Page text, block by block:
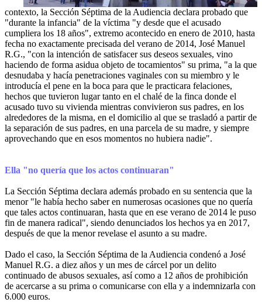
contexto, la Sección Séptima de la Audiencia declara probado que
"durante la infancia" de la víctima "y desde que el acusado
cumpliera los 18 años", extremo acontecido en enero de 2010, hasta
fecha no exactamente precisada del verano de 2014, José Manuel
R.G., "con la intención de satisfacer sus deseos sexuales, vino
haciendo de forma asidua objeto de tocamientos" su prima, "a la que
desnudaba y hacía penetraciones vaginales con su miembro y le
introducía el pene en la boca para que le practicara felaciones,
hechos que tuvieron lugar tanto en el chalé de la finca donde el
acusado tuvo su vivienda mientras convivieron sus padres, en los
alrededores de la misma, en el domicilio al que se trasladó a partir de
la separación de sus padres, en una parcela de su madre, y siempre
aprovechando que en esos momentos no hubiera nadie".
Ella "no quería que los actos continuaran"
La Sección Séptima declara además probado en su sentencia que la
menor "le había hecho saber en numerosas ocasiones que no quería
que tales actos continuaran, hasta que en ese verano de 2014 le puso
fin de manera radical", siendo denunciados los hechos ya en 2017,
después de que la menor revelase el asunto a su madre.
Dado el caso, la Sección Séptima de la Audiencia condenó a José
Manuel R.G. a diez años y un mes de cárcel por un delito
continuado de abusos sexuales, así como a 12 años de prohibición
de acercarse a su prima o comunicarse con ella y a indemnizarla con
6.000 euros.